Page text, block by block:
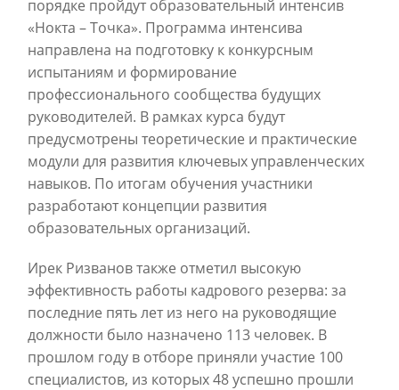
порядке пройдут образовательный интенсив
«Нокта – Точка». Программа интенсива
направлена на подготовку к конкурсным
испытаниям и формирование
профессионального сообщества будущих
руководителей. В рамках курса будут
предусмотрены теоретические и практические
модули для развития ключевых управленческих
навыков. По итогам обучения участники
разработают концепции развития
образовательных организаций.
Ирек Ризванов также отметил высокую
эффективность работы кадрового резерва: за
последние пять лет из него на руководящие
должности было назначено 113 человек. В
прошлом году в отборе приняли участие 100
специалистов, из которых 48 успешно прошли